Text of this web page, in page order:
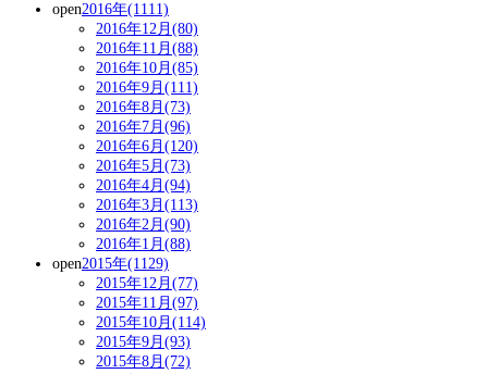
open2016年(1111)
2016年12月(80)
2016年11月(88)
2016年10月(85)
2016年9月(111)
2016年8月(73)
2016年7月(96)
2016年6月(120)
2016年5月(73)
2016年4月(94)
2016年3月(113)
2016年2月(90)
2016年1月(88)
open2015年(1129)
2015年12月(77)
2015年11月(97)
2015年10月(114)
2015年9月(93)
2015年8月(72)